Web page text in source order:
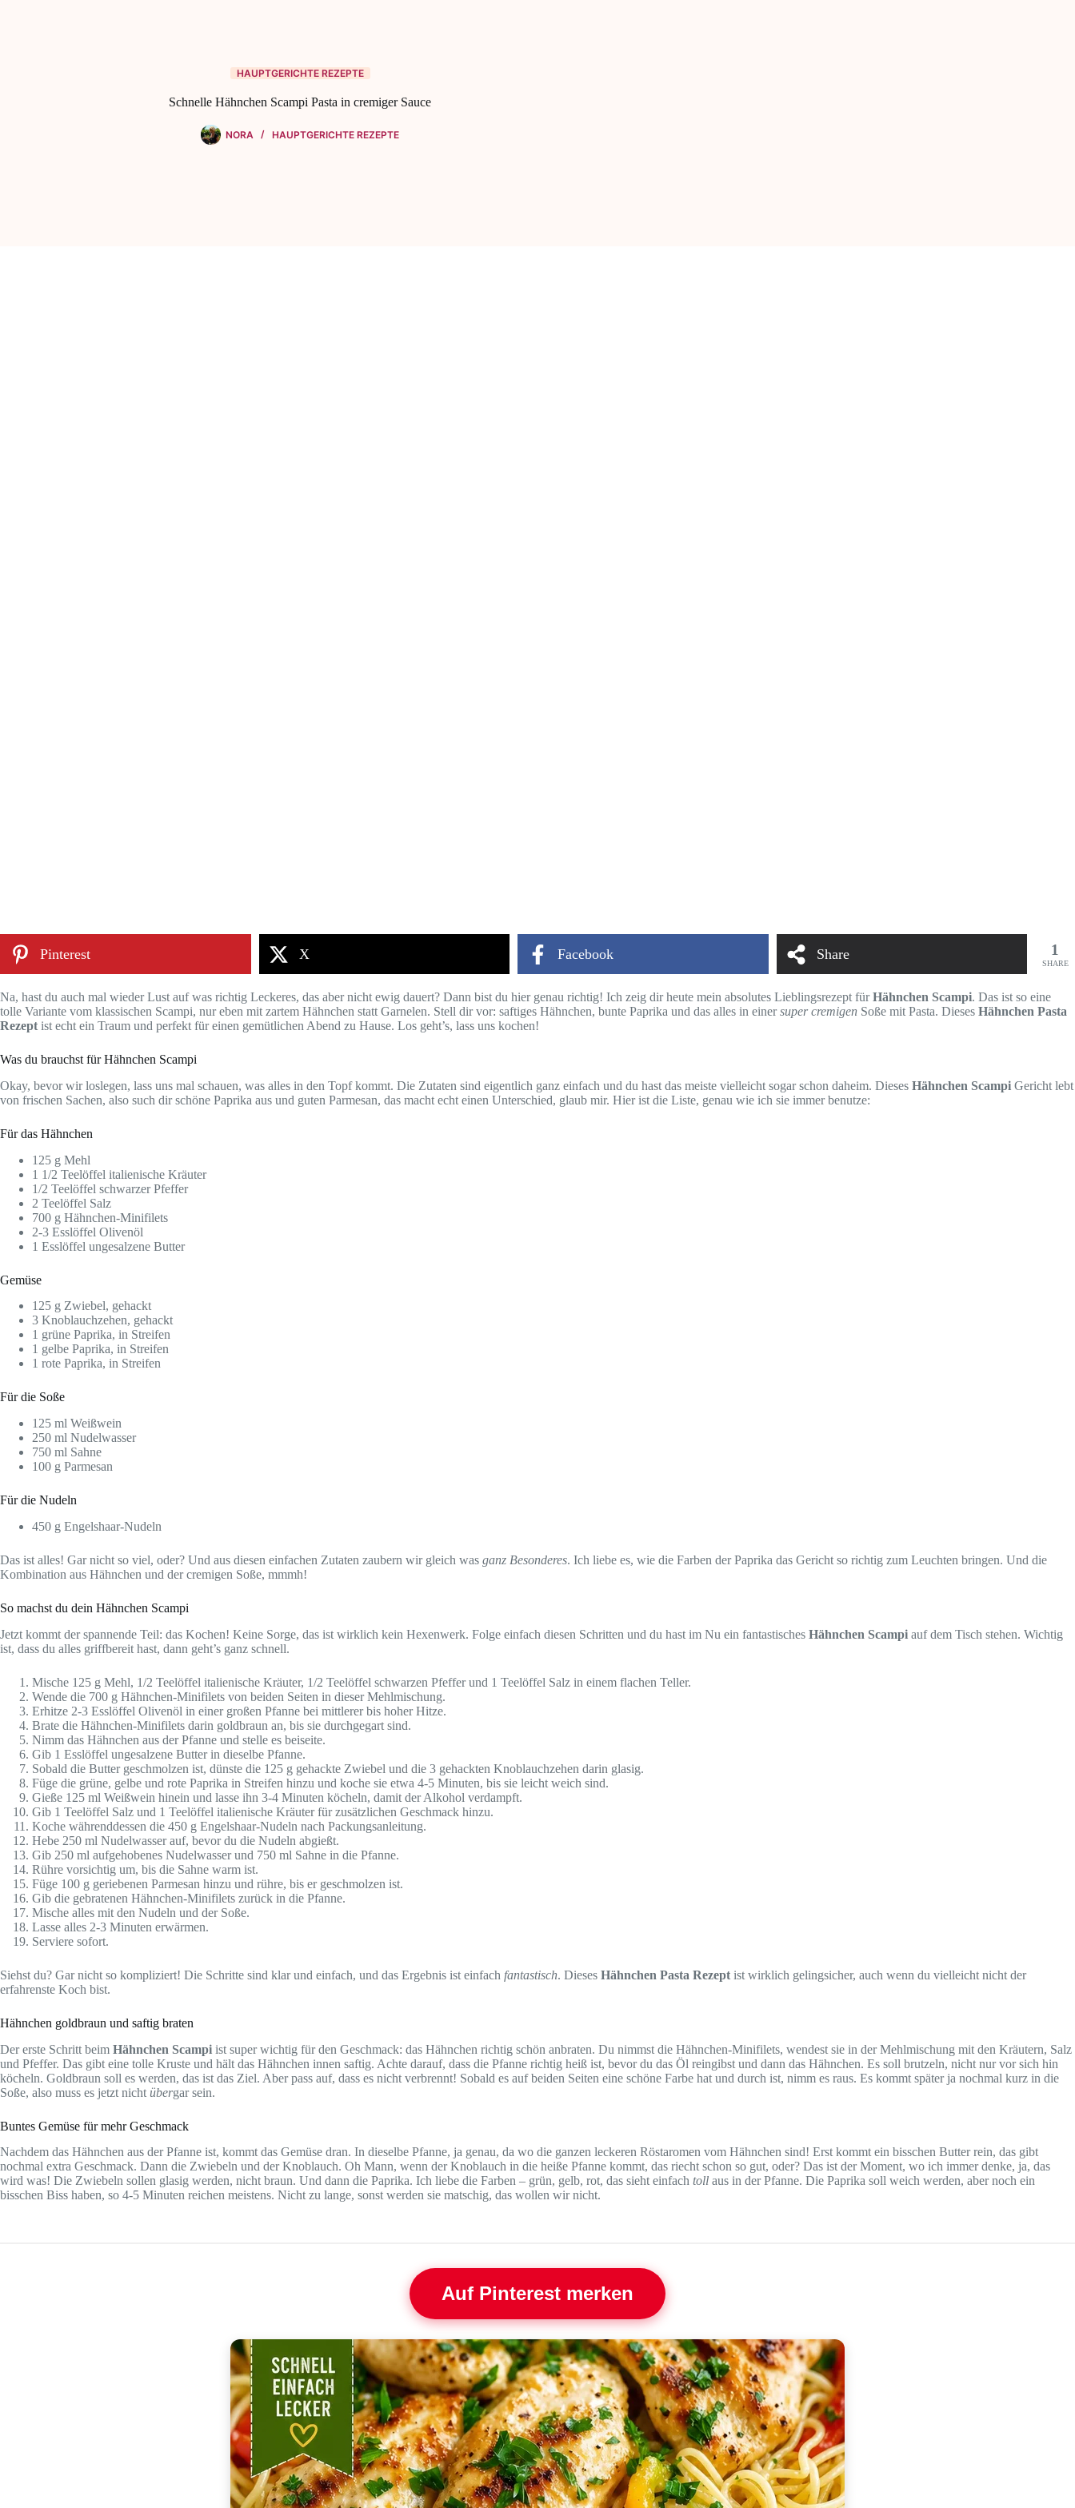
HAUPTGERICHTE REZEPTE
Schnelle Hähnchen Scampi Pasta in cremiger Sauce
NORA HAUPTGERICHTE REZEPTE
Pinterest X Facebook Share 1
SHARE
Na, hast du auch mal wieder Lust auf was richtig Leckeres, das aber nicht ewig dauert? Dann bist du hier genau richtig! Ich zeig dir heute mein absolutes Lieblingsrezept fürHähnchen Scampi. Das ist so eine
tolle Variante vom klassischen Scampi, nur eben mit zartem Hähnchen statt Garnelen. Stell dir vor: saftiges Hähnchen, bunte Paprika und das alles in einersuper cremigen Soße mit Pasta. Dieses Hähnchen Pasta
Rezept ist echt ein Traum und perfekt für einen gemütlichen Abend zu Hause. Los geht’s, lass uns kochen!
Was du brauchst für Hähnchen Scampi
Okay, bevor wir loslegen, lass uns mal schauen, was alles in den Topf kommt. Die Zutaten sind eigentlich ganz einfach und du hast das meiste vielleicht sogar schon daheim. Dieses Hähnchen Scampi Gericht lebt
von frischen Sachen, also such dir schöne Paprika aus und guten Parmesan, das macht echt einen Unterschied, glaub mir. Hier ist die Liste, genau wie ich sie immer benutze:
Für das Hähnchen
125 g Mehl
1 1/2 Teelöffel italienische Kräuter
1/2 Teelöffel schwarzer Pfeffer
2 Teelöffel Salz
700 g Hähnchen-Minifilets
2-3 Esslöffel Olivenöl
1 Esslöffel ungesalzene Butter
Gemüse
125 g Zwiebel, gehackt
3 Knoblauchzehen, gehackt
1 grüne Paprika, in Streifen
1 gelbe Paprika, in Streifen
1 rote Paprika, in Streifen
Für die Soße
125 ml Weißwein
250 ml Nudelwasser
750 ml Sahne
100 g Parmesan
Für die Nudeln
450 g Engelshaar-Nudeln
Das ist alles! Gar nicht so viel, oder? Und aus diesen einfachen Zutaten zaubern wir gleich was ganz Besonderes. Ich liebe es, wie die Farben der Paprika das Gericht so richtig zum Leuchten bringen. Und die
Kombination aus Hähnchen und der cremigen Soße, mmmh!
So machst du dein Hähnchen Scampi
Jetzt kommt der spannende Teil: das Kochen! Keine Sorge, das ist wirklich kein Hexenwerk. Folge einfach diesen Schritten und du hast im Nu ein fantastisches Hähnchen Scampi auf dem Tisch stehen. Wichtig
ist, dass du alles griffbereit hast, dann geht’s ganz schnell.
Mische 125 g Mehl, 1/2 Teelöffel italienische Kräuter, 1/2 Teelöffel schwarzen Pfeffer und 1 Teelöffel Salz in einem flachen Teller.
Wende die 700 g Hähnchen-Minifilets von beiden Seiten in dieser Mehlmischung.
Erhitze 2-3 Esslöffel Olivenöl in einer großen Pfanne bei mittlerer bis hoher Hitze.
Brate die Hähnchen-Minifilets darin goldbraun an, bis sie durchgegart sind.
Nimm das Hähnchen aus der Pfanne und stelle es beiseite.
Gib 1 Esslöffel ungesalzene Butter in dieselbe Pfanne.
Sobald die Butter geschmolzen ist, dünste die 125 g gehackte Zwiebel und die 3 gehackten Knoblauchzehen darin glasig.
Füge die grüne, gelbe und rote Paprika in Streifen hinzu und koche sie etwa 4-5 Minuten, bis sie leicht weich sind.
Gieße 125 ml Weißwein hinein und lasse ihn 3-4 Minuten köcheln, damit der Alkohol verdampft.
Gib 1 Teelöffel Salz und 1 Teelöffel italienische Kräuter für zusätzlichen Geschmack hinzu.
Koche währenddessen die 450 g Engelshaar-Nudeln nach Packungsanleitung.
Hebe 250 ml Nudelwasser auf, bevor du die Nudeln abgießt.
Gib 250 ml aufgehobenes Nudelwasser und 750 ml Sahne in die Pfanne.
Rühre vorsichtig um, bis die Sahne warm ist.
Füge 100 g geriebenen Parmesan hinzu und rühre, bis er geschmolzen ist.
Gib die gebratenen Hähnchen-Minifilets zurück in die Pfanne.
Mische alles mit den Nudeln und der Soße.
Lasse alles 2-3 Minuten erwärmen.
Serviere sofort.
Siehst du? Gar nicht so kompliziert! Die Schritte sind klar und einfach, und das Ergebnis ist einfach fantastisch. Dieses Hähnchen Pasta Rezept ist wirklich gelingsicher, auch wenn du vielleicht nicht der
erfahrenste Koch bist.
Hähnchen goldbraun und saftig braten
Der erste Schritt beim Hähnchen Scampi ist super wichtig für den Geschmack: das Hähnchen richtig schön anbraten. Du nimmst die Hähnchen-Minifilets, wendest sie in der Mehlmischung mit den Kräutern, Salz
und Pfeffer. Das gibt eine tolle Kruste und hält das Hähnchen innen saftig. Achte darauf, dass die Pfanne richtig heiß ist, bevor du das Öl reingibst und dann das Hähnchen. Es soll brutzeln, nicht nur vor sich hin
köcheln. Goldbraun soll es werden, das ist das Ziel. Aber pass auf, dass es nicht verbrennt! Sobald es auf beiden Seiten eine schöne Farbe hat und durch ist, nimm es raus. Es kommt später ja nochmal kurz in die
Soße, also muss es jetzt nicht übergar sein.
Buntes Gemüse für mehr Geschmack
Nachdem das Hähnchen aus der Pfanne ist, kommt das Gemüse dran. In dieselbe Pfanne, ja genau, da wo die ganzen leckeren Röstaromen vom Hähnchen sind! Erst kommt ein bisschen Butter rein, das gibt
nochmal extra Geschmack. Dann die Zwiebeln und der Knoblauch. Oh Mann, wenn der Knoblauch in die heiße Pfanne kommt, das riecht schon so gut, oder? Das ist der Moment, wo ich immer denke, ja, das
wird was! Die Zwiebeln sollen glasig werden, nicht braun. Und dann die Paprika. Ich liebe die Farben – grün, gelb, rot, das sieht einfach toll aus in der Pfanne. Die Paprika soll weich werden, aber noch ein
bisschen Biss haben, so 4-5 Minuten reichen meistens. Nicht zu lange, sonst werden sie matschig, das wollen wir nicht.
Auf Pinterest merken